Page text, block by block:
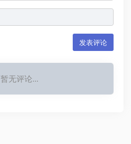
发表评论
暂无评论...